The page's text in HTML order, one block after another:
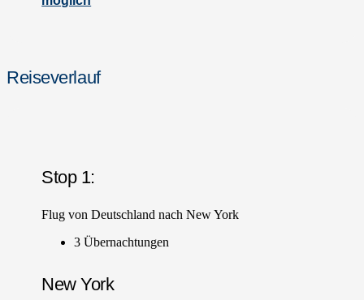
Reiseverlauf
Stop 1:
Flug von Deutschland nach New York
3 Übernachtungen
New York